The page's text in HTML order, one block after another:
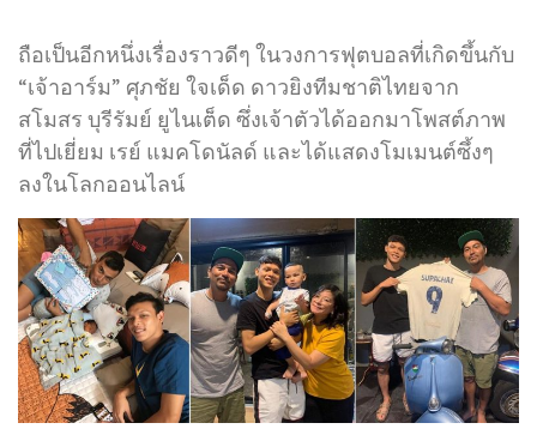
ถือเป็นอีกหนึ่งเรื่องราวดีๆ ในวงการฟุตบอลที่เกิดขึ้นกับ
“เจ้าอาร์ม” ศุภชัย ใจเด็ด ดาวยิงทีมชาติไทยจาก
สโมสร บุรีรัมย์ ยูไนเต็ด ซึ่งเจ้าตัวได้ออกมาโพสต์ภาพ
ที่ไปเยี่ยม เรย์ แมคโดนัลด์ และได้แสดงโมเมนต์ซึ้งๆ
ลงในโลกออนไลน์